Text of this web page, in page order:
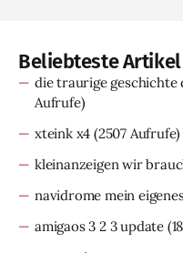
Beliebteste Artikel
die traurige
Aufrufe)
xteink x4 (2507 Aufrufe)
kleinanzeigen wir
navidrome mein
amigaos 3 2 3 update